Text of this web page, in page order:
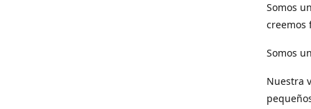
Somos
creemos
Somos
Nuestra